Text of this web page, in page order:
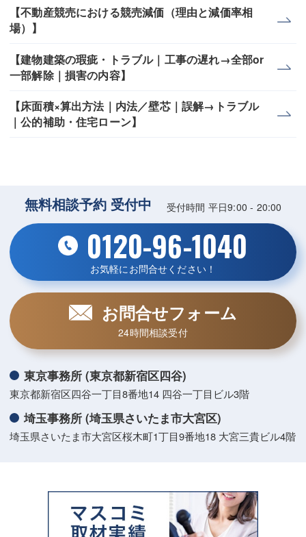
【不動産競売における競売減価（理由と減価率相
場）】
【建物建築の瑕疵・トラブル｜工事の遅れ→全部or
一部解除｜損害の内容】
【床面積×算出方法｜内法／壁芯｜誤解→トラブル
｜公的補助・住宅ローン】
無料相談予約 受付中 受付時間 平日9:00 - 20:00
0120-96-1040
お気軽にお問合せください！
お問合せフォーム
24時間相談受付
東京事務所 (東京都新宿区四谷)
東京都新宿区四谷一丁目8番地14 四谷一丁目ビル3階
埼玉事務所 (埼玉県さいたま市大宮区)
埼玉県さいたま市大宮区桜木町1丁目9番地18 大宮三貴ビル4階